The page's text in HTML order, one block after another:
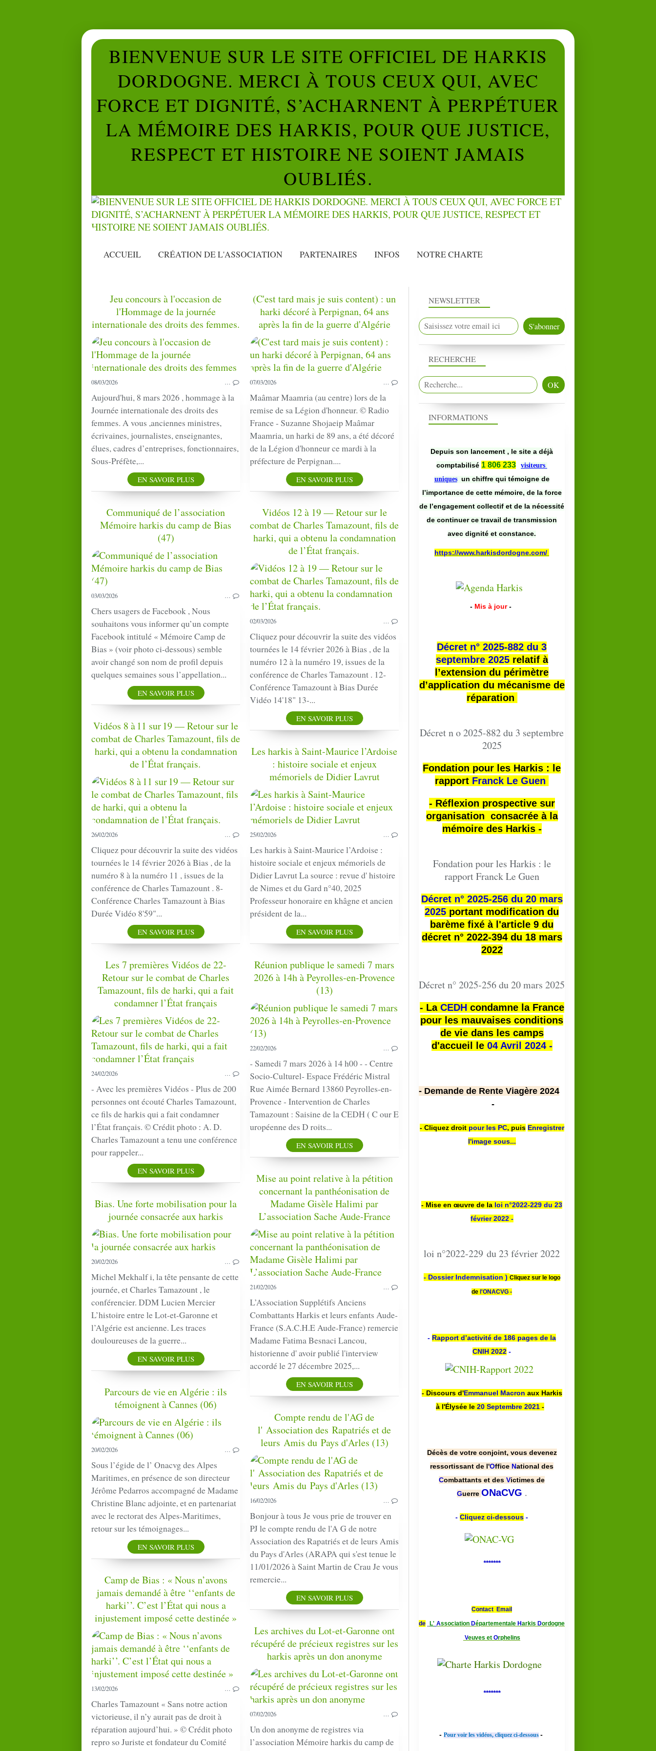
BIENVENUE SUR LE SITE OFFICIEL DE HARKIS
DORDOGNE. MERCI À TOUS CEUX QUI, AVEC
FORCE ET DIGNITÉ, S’ACHARNENT À PERPÉTUER
LA MÉMOIRE DES HARKIS, POUR QUE JUSTICE,
RESPECT ET HISTOIRE NE SOIENT JAMAIS
OUBLIÉS.
ACCUEIL CRÉATION DE L'ASSOCIATION PARTENAIRES INFOS NOTRE CHARTE
Jeu concours à l'occasion de
l'Hommage de la journée
internationale des droits des femmes.
HARKIS
MIS À L'HONNEUR
08/03/2026 …
Aujourd'hui, 8 mars 2026 , hommage à la
Journée internationale des droits des
femmes. A vous ,anciennes ministres,
écrivaines, journalistes, enseignantes,
élues, cadres d’entreprises, fonctionnaires,
Sous-Préfète,...
EN SAVOIR PLUS
(C'est tard mais je suis content) : un
harki décoré à Perpignan, 64 ans
après la fin de la guerre d'Algérie
HARKIS
07/03/2026 …
Maâmar Maamria (au centre) lors de la
remise de sa Légion d'honneur. © Radio
France - Suzanne Shojaeip Maâmar
Maamria, un harki de 89 ans, a été décoré
de la Légion d'honneur ce mardi à la
préfecture de Perpignan....
EN SAVOIR PLUS
Communiqué de l’association
Mémoire harkis du camp de Bias
(47)
COMMUNIQUÉ
ASSOCIATION
BIAS
03/03/2026 …
Chers usagers de Facebook , Nous
souhaitons vous informer qu’un compte
Facebook intitulé « Mémoire Camp de
Bias » (voir photo ci-dessous) semble
avoir changé son nom de profil depuis
quelques semaines sous l’appellation...
EN SAVOIR PLUS
Vidéos 12 à 19 — Retour sur le
combat de Charles Tamazount, fils de
harki, qui a obtenu la condamnation
de l’État français.
VIDÉOS
02/03/2026 …
Cliquez pour découvrir la suite des vidéos
tournées le 14 février 2026 à Bias , de la
numéro 12 à la numéro 19, issues de la
conférence de Charles Tamazount . 12-
Conférence Tamazount à Bias Durée
Vidéo 14'18" 13-...
EN SAVOIR PLUS
Vidéos 8 à 11 sur 19 — Retour sur le
combat de Charles Tamazount, fils de
harki, qui a obtenu la condamnation
de l’État français.
VIDÉOS
CONFÉRENCE
BIAS
26/02/2026 …
Cliquez pour découvrir la suite des vidéos
tournées le 14 février 2026 à Bias , de la
numéro 8 à la numéro 11 , issues de la
conférence de Charles Tamazount . 8-
Conférence Charles Tamazount à Bias
Durée Vidéo 8'59"...
EN SAVOIR PLUS
Les harkis à Saint-Maurice l’Ardoise
: histoire sociale et enjeux
mémoriels de Didier Lavrut
HARKIS
SAINT-MAURICE-L'ARDOISE
25/02/2026 …
Les harkis à Saint-Maurice l’Ardoise :
histoire sociale et enjeux mémoriels de
Didier Lavrut La source : revue d' histoire
de Nimes et du Gard n°40, 2025
Professeur honoraire en khâgne et ancien
président de la...
EN SAVOIR PLUS
Les 7 premières Vidéos de 22-
Retour sur le combat de Charles
Tamazount, fils de harki, qui a fait
condamner l’État français
HARKIS
CONFÉRENCE
BIAS
24/02/2026 …
- Avec les premières Vidéos - Plus de 200
personnes ont écouté Charles Tamazount,
ce fils de harkis qui a fait condamner
l’État français. © Crédit photo : A. D.
Charles Tamazount a tenu une conférence
pour rappeler...
EN SAVOIR PLUS
Réunion publique le samedi 7 mars
2026 à 14h à Peyrolles-en-Provence
(13)
HARKIS
22/02/2026 …
- Samedi 7 mars 2026 à 14 h00 - - Centre
Socio-Culturel- Espace Frédéric Mistral
Rue Aimée Bernard 13860 Peyrolles-en-
Provence - Intervention de Charles
Tamazount : Saisine de la CEDH ( C our E
uropéenne des D roits...
EN SAVOIR PLUS
Mise au point relative à la pétition
concernant la panthéonisation de
Madame Gisèle Halimi par
L’association Sache Aude-France
COMMUNIQUÉ
21/02/2026 …
L’Association Supplétifs Anciens
Combattants Harkis et leurs enfants Aude-
France (S.A.C.H.E Aude-France) remercie
Madame Fatima Besnaci Lancou,
historienne d' avoir publié l'interview
accordé le 27 décembre 2025,...
EN SAVOIR PLUS
Bias. Une forte mobilisation pour la
journée consacrée aux harkis
HARKIS
PRESSE
CONFÉRENCE
BIAS
20/02/2026 …
Michel Mekhalf i, la tête pensante de cette
journée, et Charles Tamazount , le
conférencier. DDM Lucien Mercier
L’histoire entre le Lot-et-Garonne et
l’Algérie est ancienne. Les traces
douloureuses de la guerre...
EN SAVOIR PLUS
Parcours de vie en Algérie : ils
témoignent à Cannes (06)
HARKIS
TÉMOIGNAGES
CANNES
20/02/2026 …
Sous l’égide de l’ Onacvg des Alpes
Maritimes, en présence de son directeur
Jérôme Pedarros accompagné de Madame
Christine Blanc adjointe, et en partenariat
avec le rectorat des Alpes-Maritimes,
retour sur les témoignages...
EN SAVOIR PLUS
Compte rendu de l'AG de
l' Association des Rapatriés et de
leurs Amis du Pays d'Arles (13)
HARKIS
ASSOCIATION
16/02/2026 …
Bonjour à tous Je vous prie de trouver en
PJ le compte rendu de l'A G de notre
Association des Rapatriés et de leurs Amis
du Pays d'Arles (ARAPA qui s'est tenue le
11/01/2026 à Saint Martin de Crau Je vous
remercie...
EN SAVOIR PLUS
Camp de Bias : « Nous n’avons
jamais demandé à être ‘‘enfants de
harki’’. C’est l’État qui nous a
injustement imposé cette destinée »
HARKIS
BIAS
13/02/2026 …
Charles Tamazount « Sans notre action
victorieuse, il n’y aurait pas de droit à
réparation aujourd’hui. » © Crédit photo
repro so Juriste et fondateur du Comité
Les archives du Lot-et-Garonne ont
récupéré de précieux registres sur les
harkis après un don anonyme
07/02/2026 …
Un don anonyme de registres via
l’association Mémoire harkis du camp de
NEWSLETTER
RECHERCHE
INFORMATIONS
Depuis son lancement , le site a déjà
comptabilisé 1 806 233
visiteurs
uniques un chiffre qui témoigne de
l’importance de cette mémoire, de la force
de l’engagement collectif et de la nécessité
de continuer ce travail de transmission
avec dignité et constance.
https://www.harkisdordogne.com/
- Mis à jour -
Décret n° 2025-882 du 3
septembre 2025relatif à
l’extension du périmètre
d’application du mécanisme de
réparation
Décret n o 2025-882 du 3 septembre
2025
Fondation pour les Harkis : le
rapport Franck Le Guen
- Réflexion prospective sur
organisation consacrée à la
mémoire des Harkis -
Fondation pour les Harkis : le
rapport Franck Le Guen
Décret n° 2025-256 du 20 mars
2025 portant modification du
barème fixé à l'article 9 du
décret n° 2022-394 du 18 mars
2022
Décret n° 2025-256 du 20 mars 2025
- La CEDHcondamne la France
pour les mauvaises conditions
de vie dans les camps
d'accueil le 04 Avril 2024 -
- Demande de Rente Viagère 2024
-
- Cliquez droit pour les PC, puis Enregistrer
l'image sous...
- Mise en œuvre de la loi n°2022-229 du 23
février 2022 -
loi n°2022-229 du 23 février 2022
- Dossier Indemnisation ) Cliquez sur le logo
de l'ONACVG -
- Rapport d’activité de 186 pages de la
CNIH 2022 -
- Discours d'Emmanuel Macron aux Harkis
à l'Élysée le 20 Septembre 2021 -
Décès de votre conjoint, vous devenez
ressortissant de l'Office National des
Combattants et des Victimes de
Guerre ONaCVG .
- Cliquez ci-dessous -
*******
Contact Email
de L' Association Départementale Harkis Dordogne
Veuves et Orphelins
*******
- Pour voir les vidéos, cliquez ci-dessous -